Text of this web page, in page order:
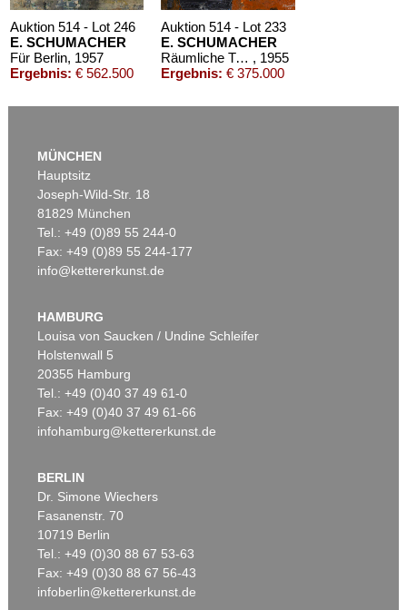
Auktion 514 - Lot 246
E. SCHUMACHER
Für Berlin, 1957
Ergebnis: € 562.500
Auktion 514 - Lot 233
E. SCHUMACHER
Räumliche Trennung , 1955
Ergebnis: € 375.000
Auktion 425 - Lot 813
Ergebnis:€ 306.250
EMIL SCHUMACHER
Palis, 1992
Ergebnis:€ 228.600
MÜNCHEN
Hauptsitz
Joseph-Wild-Str. 18
81829 München
Tel.: +49 (0)89 55 244-0
Fax: +49 (0)89 55 244-177
info@kettererkunst.de
HAMBURG
Louisa von Saucken / Undine Schleifer
Holstenwall 5
20355 Hamburg
Tel.: +49 (0)40 37 49 61-0
Fax: +49 (0)40 37 49 61-66
infohamburg@kettererkunst.de
BERLIN
Dr. Simone Wiechers
Fasanenstr. 70
10719 Berlin
Tel.: +49 (0)30 88 67 53-63
Fax: +49 (0)30 88 67 56-43
infoberlin@kettererkunst.de